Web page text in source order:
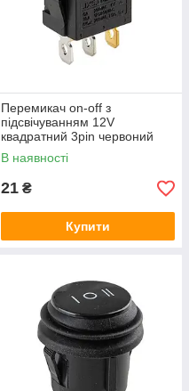
Перемикач on-off з
підсвічуванням 12V
квадратний 3pin червоний
арт.YJ-WH05R
В наявності
21 ₴
Купити